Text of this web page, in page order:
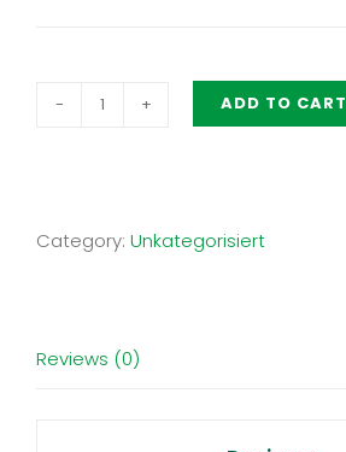
plates
ADD TO CART
Category: Unkategorisiert
Reviews (0)